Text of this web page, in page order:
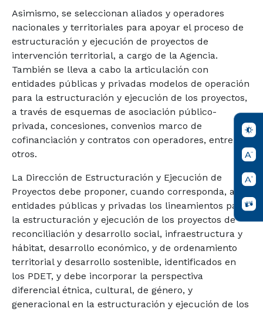
Asimismo, se seleccionan aliados y operadores
nacionales y territoriales para apoyar el proceso de
estructuración y ejecución de proyectos de
intervención territorial, a cargo de la Agencia.
También se lleva a cabo la articulación con
entidades públicas y privadas modelos de operación
para la estructuración y ejecución de los proyectos,
a través de esquemas de asociación público-
privada, concesiones, convenios marco de
cofinanciación y contratos con operadores, entre
otros.
La Dirección de Estructuración y Ejecución de
Proyectos debe proponer, cuando corresponda, a las
entidades públicas y privadas los lineamientos para
la estructuración y ejecución de los proyectos de
reconciliación y desarrollo social, infraestructura y
hábitat, desarrollo económico, y de ordenamiento
territorial y desarrollo sostenible, identificados en
los PDET, y debe incorporar la perspectiva
diferencial étnica, cultural, de género, y
generacional en la estructuración y ejecución de los